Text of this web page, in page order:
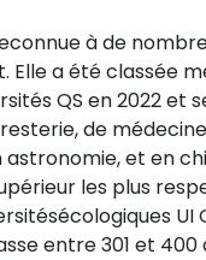
à de
Elle a été classée
QS en 2022
de
et en
les plus
UI
entre 301 et 400